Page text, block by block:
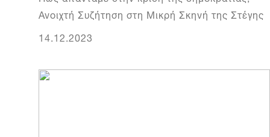
Ανοιχτή Συζήτηση στη Μικρή Σκηνή της Στέγης
14.12.2023